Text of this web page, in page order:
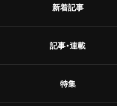
新着記事
記事・連載
特集